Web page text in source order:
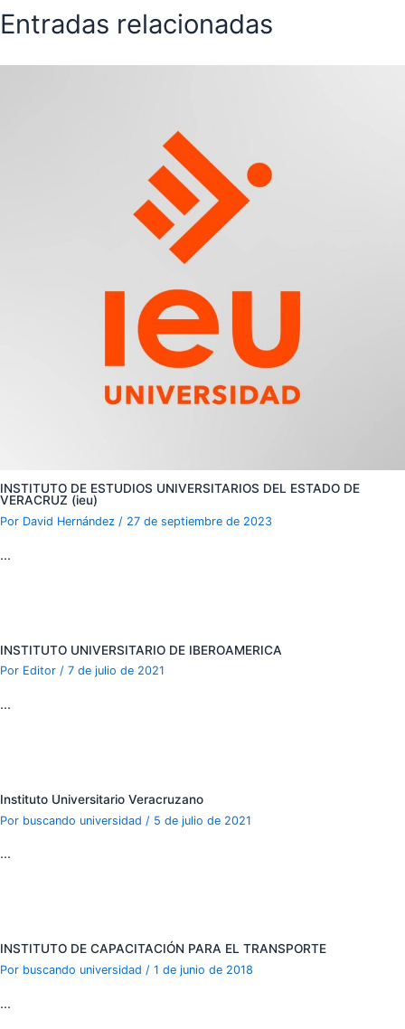
Entradas relacionadas
INSTITUTO DE ESTUDIOS UNIVERSITARIOS DEL ESTADO DE
VERACRUZ (ieu)
Por David Hernández / 27 de septiembre de 2023
…
INSTITUTO UNIVERSITARIO DE IBEROAMERICA
Por Editor / 7 de julio de 2021
…
Instituto Universitario Veracruzano
Por buscando universidad / 5 de julio de 2021
…
INSTITUTO DE CAPACITACIÓN PARA EL TRANSPORTE
Por buscando universidad / 1 de junio de 2018
…